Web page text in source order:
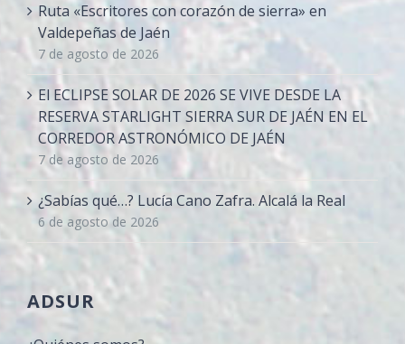
Ruta «Escritores con corazón de sierra» en
Valdepeñas de Jaén
7 de agosto de 2026
El ECLIPSE SOLAR DE 2026 SE VIVE DESDE LA
RESERVA STARLIGHT SIERRA SUR DE JAÉN EN EL
CORREDOR ASTRONÓMICO DE JAÉN
7 de agosto de 2026
¿Sabías qué…? Lucía Cano Zafra. Alcalá la Real
6 de agosto de 2026
ADSUR